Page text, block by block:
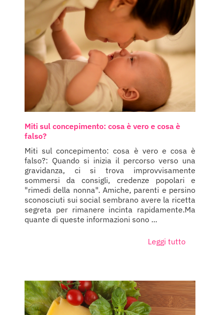
Miti sul concepimento: cosa è vero e cosa è
falso?
Miti sul concepimento: cosa è vero e cosa è
falso?: Quando si inizia il percorso verso una
gravidanza, ci si trova improvvisamente
sommersi da consigli, credenze popolari e
"rimedi della nonna". Amiche, parenti e persino
sconosciuti sui social sembrano avere la ricetta
segreta per rimanere incinta rapidamente.Ma
quante di queste informazioni sono ...
Leggi tutto